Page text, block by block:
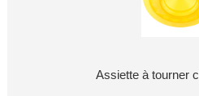
Assiette à tourner